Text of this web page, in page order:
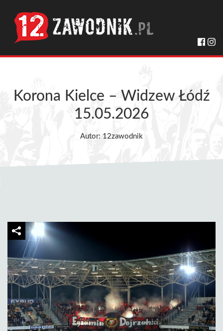
Korona Kielce – Widzew Łódź
15.05.2026
Autor: 12zawodnik